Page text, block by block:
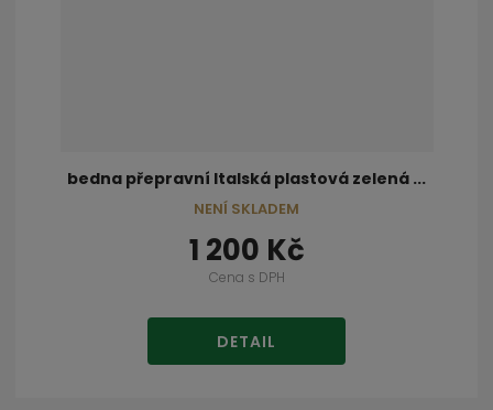
bedna přepravní Italská plastová zelená ...
1 200 Kč
Cena s DPH
DETAIL
NENÍ SKLADEM